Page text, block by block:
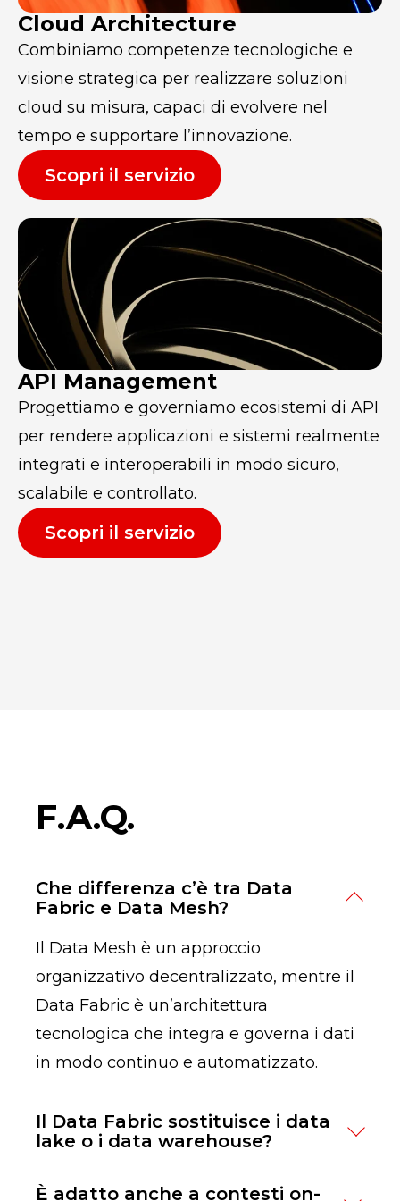
Cloud Architecture
Combiniamo competenze tecnologiche e
visione strategica per realizzare soluzioni
cloud su misura, capaci di evolvere nel
tempo e supportare l’innovazione.
Scopri il servizio
API Management
Progettiamo e governiamo ecosistemi di API
per rendere applicazioni e sistemi realmente
integrati e interoperabili in modo sicuro,
scalabile e controllato.
Scopri il servizio
F.A.Q.
Che differenza c’è tra Data
Fabric e Data Mesh?
Il Data Mesh è un approccio
organizzativo decentralizzato, mentre il
Data Fabric è un’architettura
tecnologica che integra e governa i dati
in modo continuo e automatizzato.
Il Data Fabric sostituisce i data
lake o i data warehouse?
No, li valorizza. Il Data Fabric si integra
È adatto anche a contesti on-